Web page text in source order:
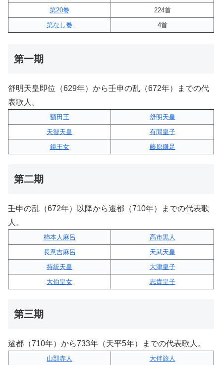
第20巻
224首
第なし巻
4首
第一期
舒明天皇即位（629年）から壬申の乱（672年）までの代
表歌人。
額田王
舒明天皇
天智天皇
有間皇子
鏡王女
藤原鎌足
第二期
壬申の乱（672年）以降から遷都（710年）までの代表歌
人。
柿本人麻呂
高市黒人
長意吉麻呂
天武天皇
持統天皇
大津皇子
大伯皇女
志貴皇子
第三期
遷都（710年）から733年（天平5年）までの代表歌人。
山部赤人
大伴旅人